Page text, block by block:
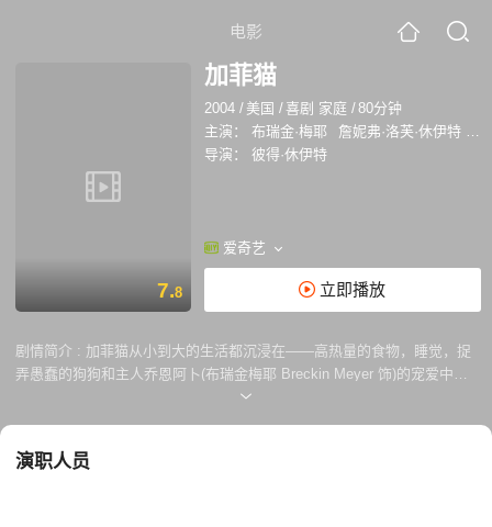
电影
7.8
加菲猫
2004 / 美国 /喜剧 家庭 /80分钟
主演：
布瑞金·梅耶 詹妮弗·洛芙·休伊特
斯
导演：
彼得·休伊特
爱奇艺
立即播放
剧情简介 : 加菲猫从小到大的生活都沉浸在――高热量的食物，睡觉，捉
弄愚蠢的狗狗和主人乔恩阿卜(布瑞金梅耶 Breckin Meyer 饰)的宠爱中，
加菲觉得这就是完美的生活。直到有一天，乔恩带加菲去宠物医院时，受
竟然带欧弟而不带它。加菲恨不得将欧弟赶出家门。一晚，加菲将欧弟关
演职人员